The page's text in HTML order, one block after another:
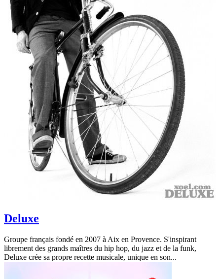
Deluxe
Groupe français fondé en 2007 à Aix en Provence. S'inspirant
librement des grands maîtres du hip hop, du jazz et de la funk,
Deluxe crée sa propre recette musicale, unique en son...